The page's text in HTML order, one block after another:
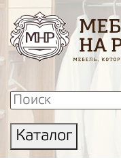
Каталог